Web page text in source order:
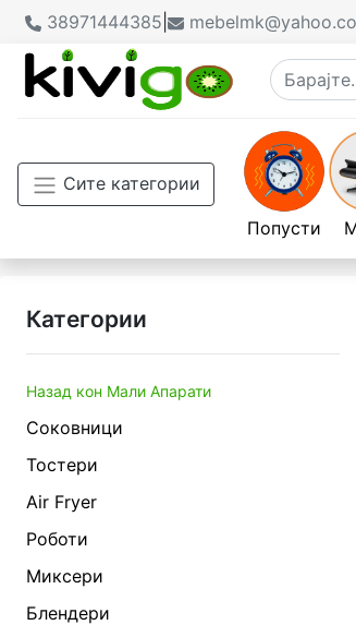
38971444385
Сите категории
Попусти
Категории
Назад кон Мали Апарати
Соковници
Тостери
Air Fryer
Роботи
Миксери
Блендери